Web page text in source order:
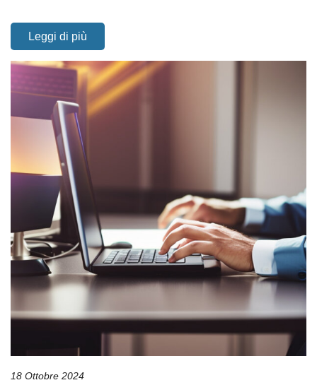
Leggi di più
18 Ottobre 2024